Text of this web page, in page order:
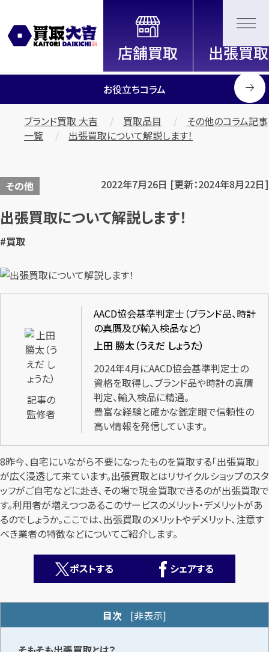
全国2200店舗以上展開中！
信頼と実績の買取専門店「買取大
吉」
カンタン
お役立ちコラム
ブランド買取 大吉 買取品目
その他のコラム記事
一覧
出張買取について解説します！
その他 2022年7月26日 [更新：2024年8月22日]
出張買取について解説します！
#買取
記事の
監修者
AACD協会基準判定士（ブランド品、時計
の真贋及び輸入検品など）
上田 勝太（うえだ しょうた）
2024年4月にAACD協会基準判定士の
資格を取得し、ブランド品や時計の真贋
判定、輸入検品に精通。
豊富な経験と確かな鑑定眼で信頼性の
高い情報を発信しています。
8昨今、自宅にいながら不要になったものを買取する「出張買取」
が広く浸透して来ています。出張買取とはリサイクルショップのスタ
ッフがご自宅などに赴き、その場で現金買取できるのが出張買取で
す。利用者が増えつつあるこのサービスのメリット・デメリットがあ
るのでしょうか。ここでは、出張買取のメリットやデメリット、注意す
べき業者の特徴などについてご紹介します。
ポストする シェアする
目次 [非表示]